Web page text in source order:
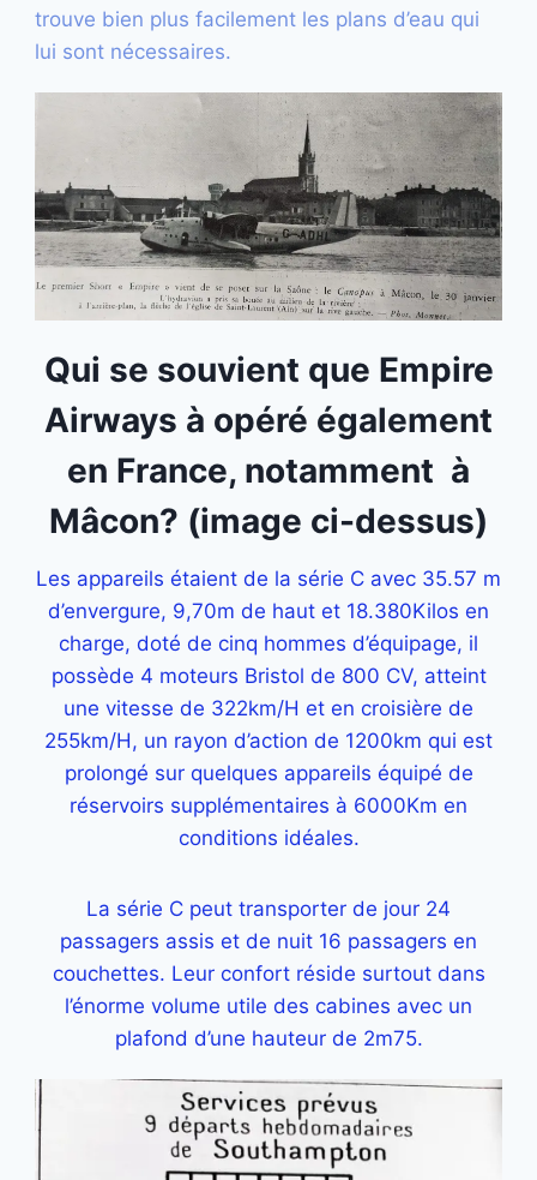
trouve bien plus facilement les plans d’eau qui
lui sont nécessaires.
Qui se souvient que Empire
Airways à opéré également
en France, notamment à
Mâcon? (image ci-dessus)
Les appareils étaient de la série C avec 35.57 m
d’envergure, 9,70m de haut et 18.380Kilos en
charge, doté de cinq hommes d’équipage, il
possède 4 moteurs Bristol de 800 CV, atteint
une vitesse de 322km/H et en croisière de
255km/H, un rayon d’action de 1200km qui est
prolongé sur quelques appareils équipé de
réservoirs supplémentaires à 6000Km en
conditions idéales.
La série C peut transporter de jour 24
passagers assis et de nuit 16 passagers en
couchettes. Leur confort réside surtout dans
l’énorme volume utile des cabines avec un
plafond d’une hauteur de 2m75.